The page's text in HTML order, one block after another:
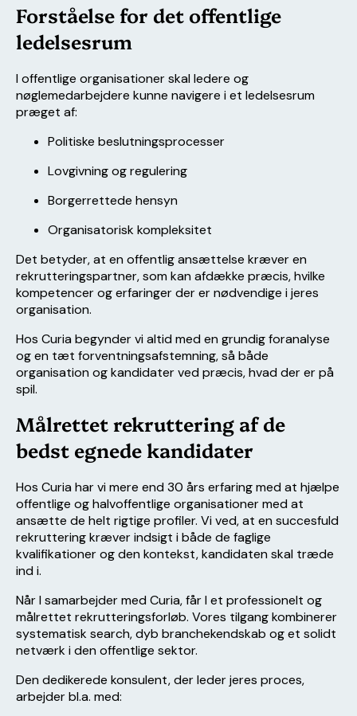
Forståelse for det offentlige
ledelsesrum
I offentlige organisationer skal ledere og
nøglemedarbejdere kunne navigere i et ledelsesrum
præget af:
Politiske beslutningsprocesser
Lovgivning og regulering
Borgerrettede hensyn
Organisatorisk kompleksitet
Det betyder, at en offentlig ansættelse kræver en
rekrutteringspartner, som kan afdække præcis, hvilke
kompetencer og erfaringer der er nødvendige i jeres
organisation.
Hos Curia begynder vi altid med en grundig foranalyse
og en tæt forventningsafstemning, så både
organisation og kandidater ved præcis, hvad der er på
spil.
Målrettet rekruttering af de
bedst egnede kandidater
Hos Curia har vi mere end 30 års erfaring med at hjælpe
offentlige og halvoffentlige organisationer med at
ansætte de helt rigtige profiler. Vi ved, at en succesfuld
rekruttering kræver indsigt i både de faglige
kvalifikationer og den kontekst, kandidaten skal træde
ind i.
Når I samarbejder med Curia, får I et professionelt og
målrettet rekrutteringsforløb. Vores tilgang kombinerer
systematisk search, dyb branchekendskab og et solidt
netværk i den offentlige sektor.
Den dedikerede konsulent, der leder jeres proces,
arbejder bl.a. med: